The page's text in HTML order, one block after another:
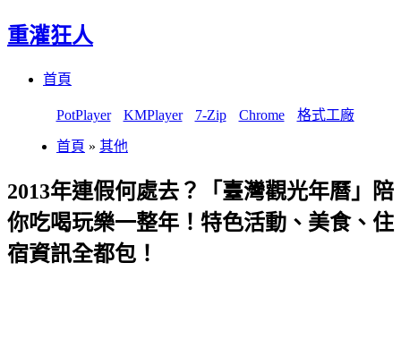
重灌狂人
首頁
PotPlayer KMPlayer 7-Zip Chrome 格式工廠
首頁 » 其他
2013年連假何處去？「臺灣觀光年曆」陪
你吃喝玩樂一整年！特色活動、美食、住
宿資訊全都包！